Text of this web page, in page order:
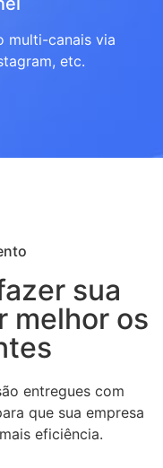
multi-canais via
etc.
sua
melhor os
entregues com
que sua empresa
eficiência.